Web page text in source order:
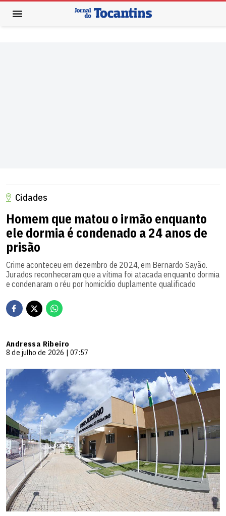
Cidades
Homem que matou o irmão enquanto
ele dormia é condenado a 24 anos de
prisão
Crime aconteceu em dezembro de 2024, em Bernardo Sayão.
Jurados reconheceram que a vítima foi atacada enquanto dormia
e condenaram o réu por homicídio duplamente qualificado
Andressa Ribeiro
8 de julho de 2026 | 07:57